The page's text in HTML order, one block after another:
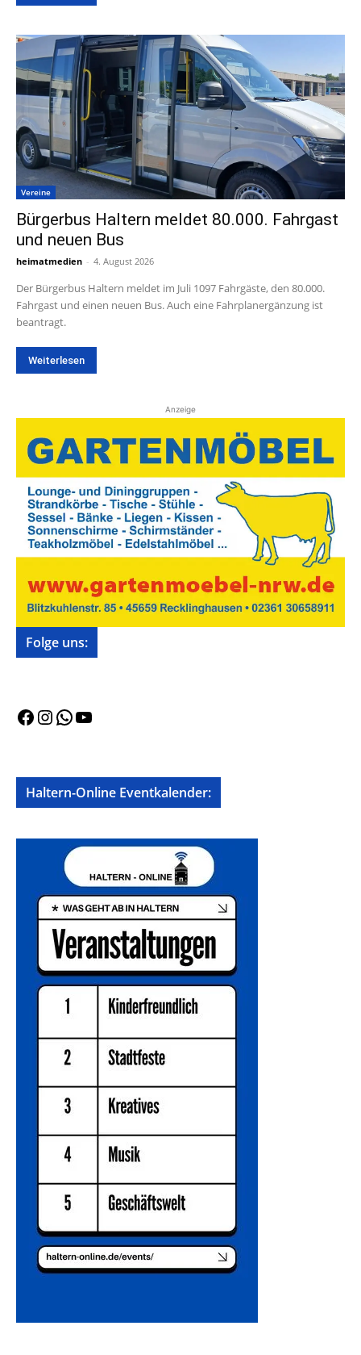
Vereine
Bürgerbus Haltern meldet 80.000. Fahrgast
und neuen Bus
heimatmedien - 4. August 2026
Der Bürgerbus Haltern meldet im Juli 1097 Fahrgäste, den 80.000.
Fahrgast und einen neuen Bus. Auch eine Fahrplanergänzung ist
beantragt.
Weiterlesen
Anzeige
Folge uns:
Facebook
Instagram
WhatsApp
YouTube
Haltern-Online Eventkalender: